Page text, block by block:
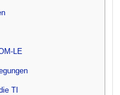
LE
TI